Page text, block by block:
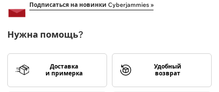
Подписаться на новинки Cyberjammies »
Нужна помощь?
Доставка
и примерка
Удобный
возврат